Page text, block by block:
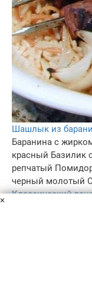
Шашлык из
Баранина с
красный Базилик
репчатый
черный молотый
Классический
×